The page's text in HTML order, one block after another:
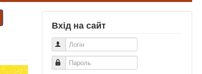
Вхід на сайт
Логін
Пароль